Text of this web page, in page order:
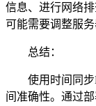
信息、进行网络
可能需要调整服
总结：
使用时间同步
间准确性。通过